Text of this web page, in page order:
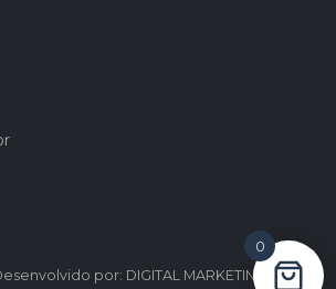
por: DIGITAL MARKETING
0